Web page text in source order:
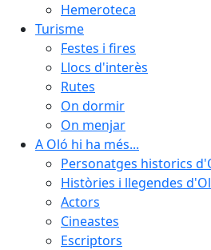
Hemeroteca
Turisme
Festes i fires
Llocs d'interès
Rutes
On dormir
On menjar
A Oló hi ha més...
Personatges historics
Històries i llegendes
Actors
Cineastes
Escriptors